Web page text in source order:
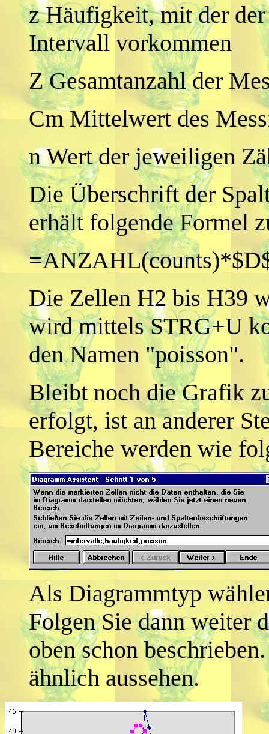
z Häufigkeit, mit der
Intervall vorkommen
Z Gesamtanzahl der
Cm Mittelwert des
n Wert der jeweiligen
Die Überschrift der
erhält folgende Formel
Die Zellen H2 bis H39
wird mittels STRG+U
den Namen "poisson".
Bleibt noch die Grafik
erfolgt, ist an anderer
Bereiche werden wie
Als Diagrammtyp
Folgen Sie dann weiter
oben schon beschrieben.
ähnlich aussehen.